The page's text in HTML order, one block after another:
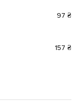
97 ₴
157 ₴